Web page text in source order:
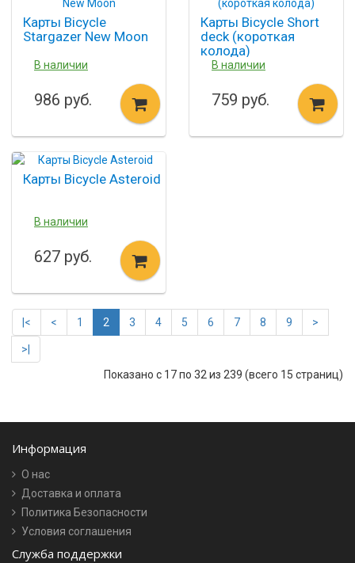
Карты Bicycle
Stargazer New Moon
В наличии
986 руб.
Карты Bicycle Short
deck (короткая
колода)
В наличии
759 руб.
Карты Bicycle Asteroid
В наличии
627 руб.
|< < 1 2 3 4 5 6 7 8 9 >
>|
Показано с 17 по 32 из 239 (всего 15 страниц)
Информация
О нас
Доставка и оплата
Политика Безопасности
Условия соглашения
Служба поддержки